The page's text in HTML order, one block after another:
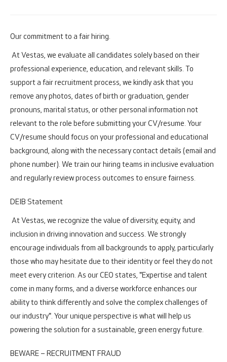
Our commitment to a fair hiring.
At Vestas, we evaluate all candidates solely based on their
professional experience, education, and relevant skills. To
support a fair recruitment process, we kindly ask that you
remove any photos, dates of birth or graduation, gender
pronouns, marital status, or other personal information not
relevant to the role before submitting your CV/resume. Your
CV/resume should focus on your professional and educational
background, along with the necessary contact details (email and
phone number). We train our hiring teams in inclusive evaluation
and regularly review process outcomes to ensure fairness.
DEIB Statement
At Vestas, we recognize the value of diversity, equity, and
inclusion in driving innovation and success. We strongly
encourage individuals from all backgrounds to apply, particularly
those who may hesitate due to their identity or feel they do not
meet every criterion. As our CEO states, "Expertise and talent
come in many forms, and a diverse workforce enhances our
ability to think differently and solve the complex challenges of
our industry". Your unique perspective is what will help us
powering the solution for a sustainable, green energy future.
BEWARE – RECRUITMENT FRAUD